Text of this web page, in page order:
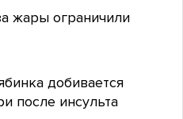
жары ограничили
добивается
после инсульта